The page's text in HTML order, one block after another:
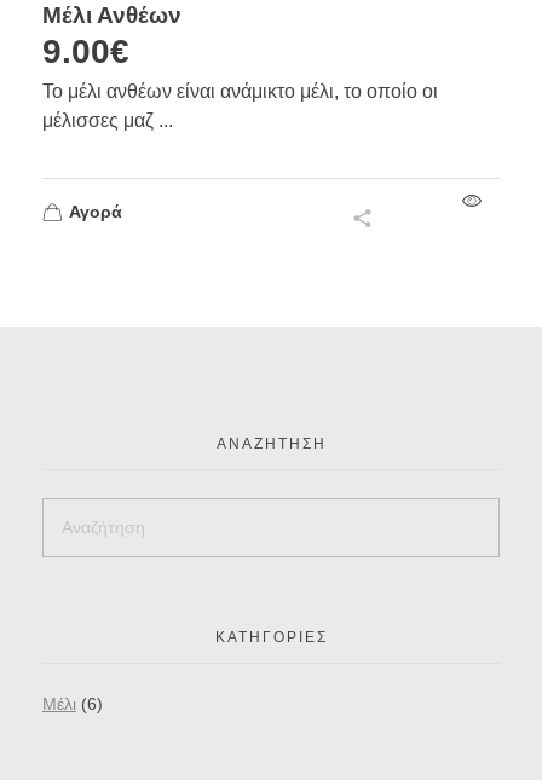
Μέλι Ανθέων
9.00€
Το μέλι ανθέων είναι ανάμικτο μέλι, το οποίο οι
μέλισσες μαζ ...
Αγορά
ΑΝΑΖΉΤΗΣΗ
ΚΑΤΗΓΟΡΊΕΣ
Mέλι (6)